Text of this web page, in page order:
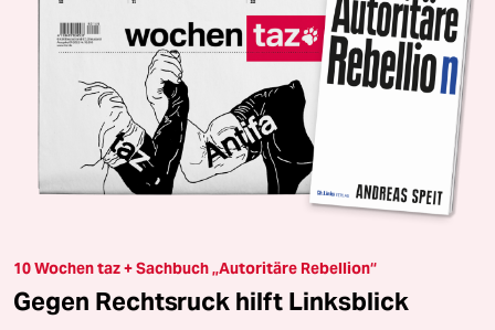
10 Wochen taz + Sachbuch „Autoritäre Rebellion“
Gegen Rechtsruck hilft Linksblick